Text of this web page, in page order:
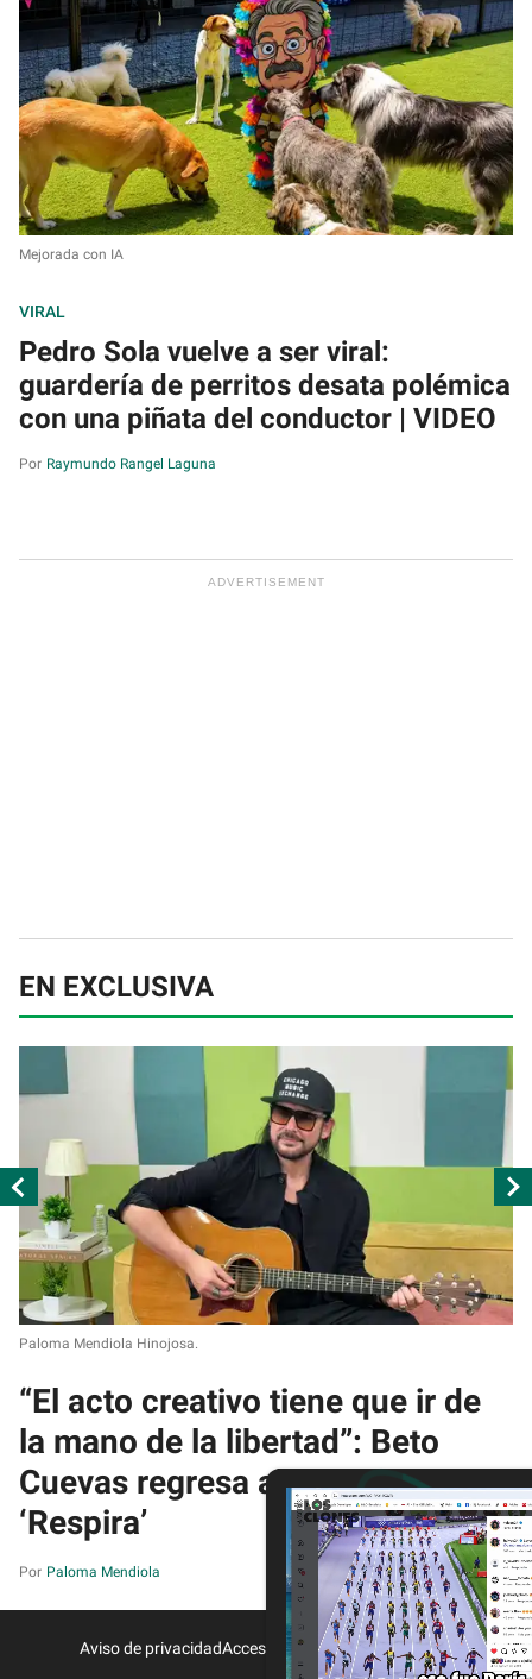
Mejorada con IA
VIRAL
Pedro Sola vuelve a ser viral:
guardería de perritos desata polémica
con una piñata del conductor | VIDEO
Raymundo Rangel Laguna
EN EXCLUSIVA
Paloma Mendiola Hinojosa.
“El acto creativo tiene que ir de
la mano de la libertad”: Beto
Cuevas regresa al rock con
‘Respira’
Paloma Mendiola
Aviso de privacidadAcceso a Proveedores Contacto